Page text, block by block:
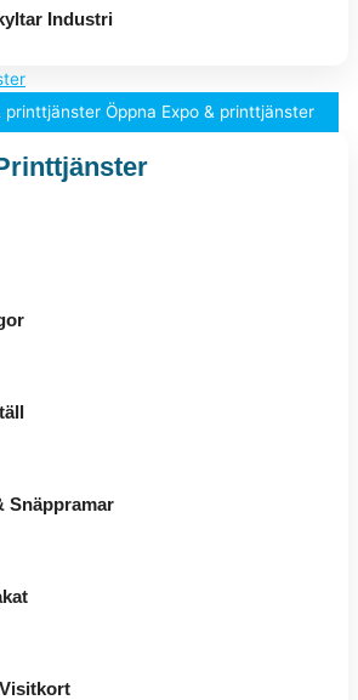
Industri
printtjänster Öppna Expo & printtjänster
Snäppramar